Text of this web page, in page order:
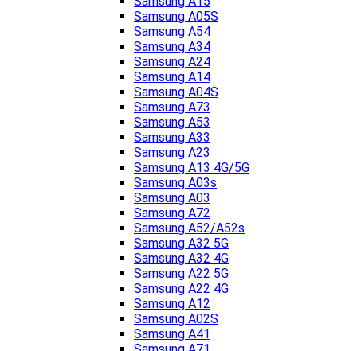
Samsung A05S
Samsung A54
Samsung A34
Samsung A24
Samsung A14
Samsung A04S
Samsung A73
Samsung A53
Samsung A33
Samsung A23
Samsung A13 4G/5G
Samsung A03s
Samsung A03
Samsung A72
Samsung A52/A52s
Samsung A32 5G
Samsung A32 4G
Samsung A22 5G
Samsung A22 4G
Samsung A12
Samsung A02S
Samsung A41